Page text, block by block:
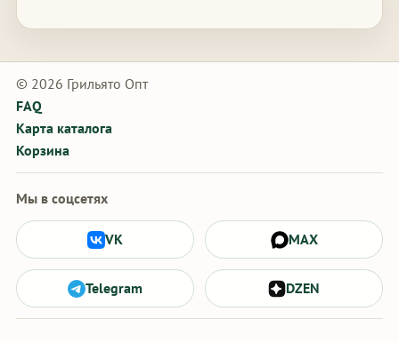
© 2026 Грильято Опт
FAQ
Карта каталога
Корзина
Мы в соцсетях
VK MAX
Telegram DZEN